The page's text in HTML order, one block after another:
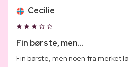
Cecilie
Fin børste, men...
Fin børste, men noen fra merket